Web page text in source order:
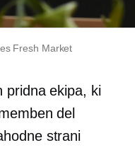
Fresh Market
pridna ekipa, ki
del
strani